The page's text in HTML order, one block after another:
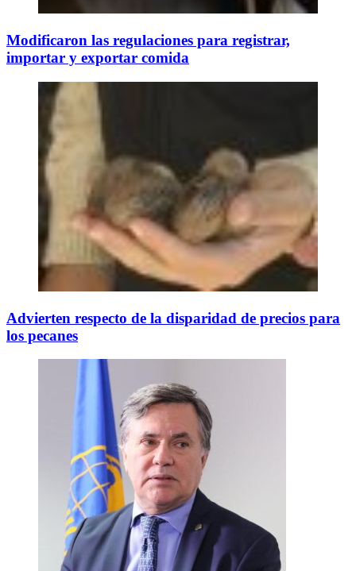
Modificaron las regulaciones para registrar,
importar y exportar comida
Advierten respecto de la disparidad de precios para
los pecanes